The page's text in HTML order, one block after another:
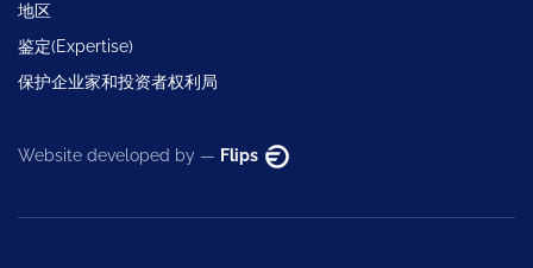
地区
鉴定(Expertise)
保护企业家和投资者权利局
Website developed by — Flips